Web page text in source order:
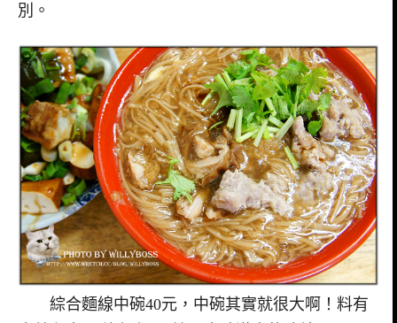
別。
綜合麵線中碗40元，中碗其實就很大啊！料有